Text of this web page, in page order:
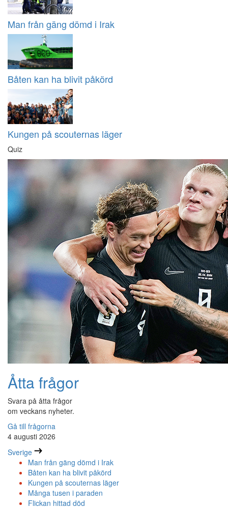
Man från gäng dömd i Irak
Båten kan ha blivit påkörd
Kungen på scouternas läger
Quiz
Åtta frågor
Svara på åtta frågor
om veckans nyheter.
Gå till frågorna
4 augusti 2026
Sverige
Man från gäng dömd i Irak
Båten kan ha blivit påkörd
Kungen på scouternas läger
Många tusen i paraden
Flickan hittad död